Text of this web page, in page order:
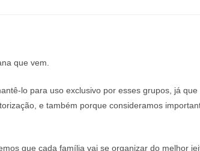
que vem.
lo para uso exclusivo por esses grupos, já
e também porque consideramos
que cada família vai se organizar do melhor